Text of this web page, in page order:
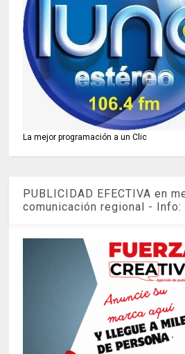
La mejor programación a un Clic
PUBLICIDAD EFECTIVA en
comunicación regional - Info: